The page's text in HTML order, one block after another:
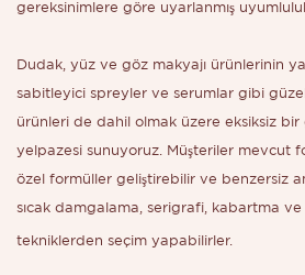
gereksinimlere göre uyarlanmış
Dudak, yüz ve göz makyajı ürünlerinin
sabitleyici spreyler ve serumlar gibi
ürünleri de dahil olmak üzere eksiksiz bir
yelpazesi sunuyoruz. Müşteriler mevcut
özel formüller geliştirebilir ve benzersiz
sıcak damgalama, serigrafi, kabartma
tekniklerden seçim yapabilirler.